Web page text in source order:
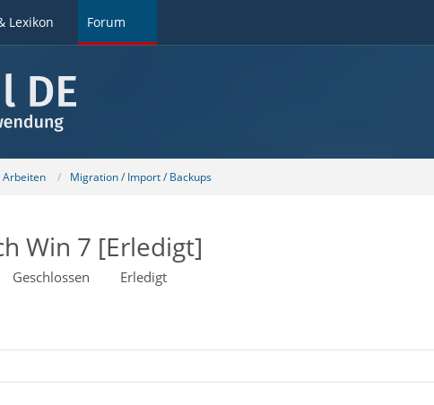
Lexikon Forum
Arbeiten Migration / Import / Backups
Win 7 [Erledigt]
Geschlossen Erledigt